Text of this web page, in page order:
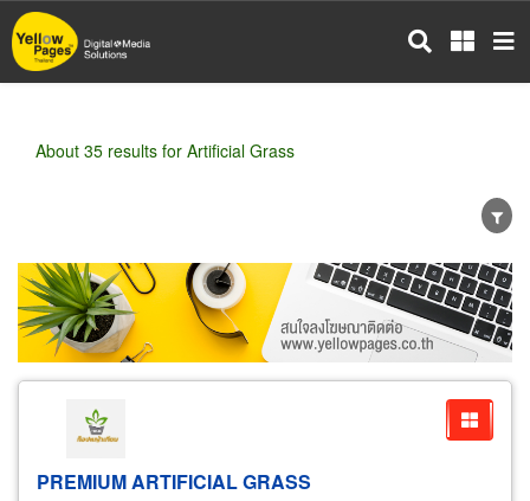
Skip
to
main
About 35 results for Artificial Grass
Wholesale Retail Manufacturer
Dealer
Exporter/Importer
Service Business
PREMIUM ARTIFICIAL GRASS